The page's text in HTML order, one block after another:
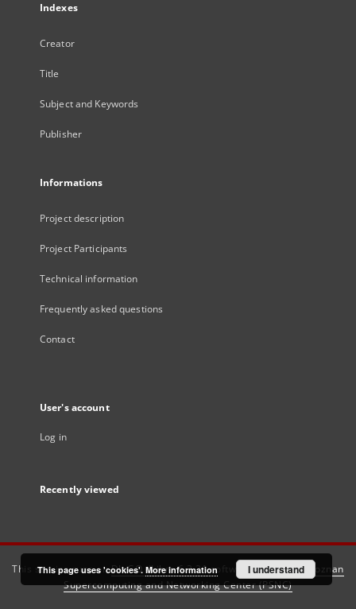
Indexes
Creator
Title
Subject and Keywords
Publisher
Informations
Project description
Project Participants
Technical information
Frequently asked questions
Contact
User's account
Log in
Recently viewed
This service runs onDInGO dLibra 6.3.21software created by
Poznan
Supercomputing and Networking Center (PSNC)
This page uses 'cookies'. More information I understand